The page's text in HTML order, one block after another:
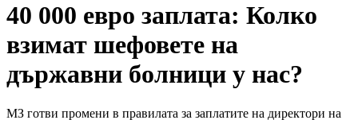
40 000 евро заплата: Колко
взимат шефовете на
държавни болници у нас?
МЗ готви промени в правилата за заплатите на директори на